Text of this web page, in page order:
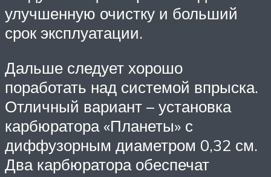
улучшенную очистку и больший
срок эксплуатации.
Дальше следует хорошо
поработать над системой впрыска.
Отличный вариант – установка
карбюратора «Планеты» с
диффузорным диаметром 0,32 см.
Два карбюратора обеспечат